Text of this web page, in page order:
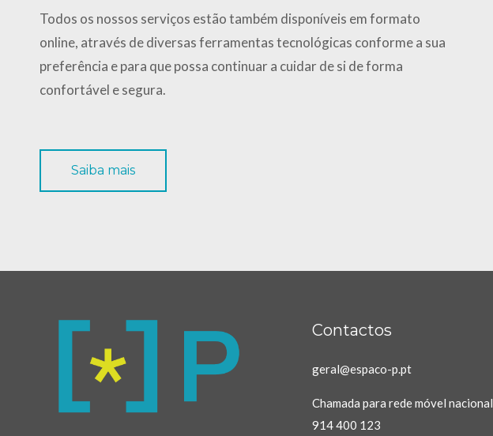
Todos os nossos serviços estão também disponíveis em formato
online, através de diversas ferramentas tecnológicas conforme a sua
preferência e para que possa continuar a cuidar de si de forma
confortável e segura.
Saiba mais
Contactos
geral@espaco-p.pt
Chamada para rede móvel nacional
914 400 123